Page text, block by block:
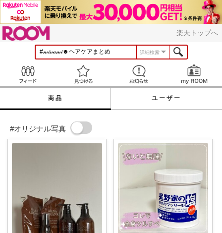
楽天トップへ
詳細検索
見つける お知らせ
商品 ユーザー
#オリジナル写真